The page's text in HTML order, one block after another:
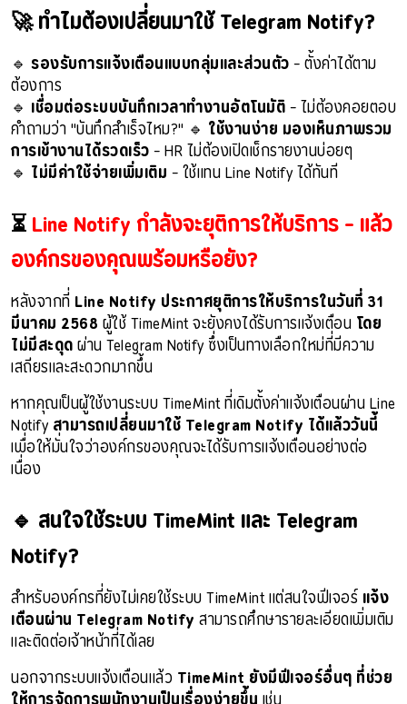
🚀 ทำไมต้องเปลี่ยนมาใช้ Telegram Notify?
🔹 รองรับการแจ้งเตือนแบบกลุ่มและส่วนตัว– ตั้งค่าได้ตาม
ต้องการ
🔹 เชื่อมต่อระบบบันทึกเวลาทำงานอัตโนมัติ– ไม่ต้องคอยตอบ
คำถามว่า "บันทึกสำเร็จไหม?" 🔹 ใช้งานง่าย มองเห็นภาพรวม
การเข้างานได้รวดเร็ว– HR ไม่ต้องเปิดเช็กรายงานบ่อยๆ
🔹 ไม่มีค่าใช้จ่ายเพิ่มเติม– ใช้แทน Line Notify ได้ทันที
⏳Line Notify กำลังจะยุติการให้บริการ – แล้ว
องค์กรของคุณพร้อมหรือยัง?
หลังจากที่Line Notify ประกาศยุติการให้บริการในวันที่ 31
มีนาคม 2568ผู้ใช้ TimeMint จะยังคงได้รับการแจ้งเตือนโดย
ไม่มีสะดุดผ่าน Telegram Notify ซึ่งเป็นทางเลือกใหม่ที่มีความ
เสถียรและสะดวกมากขึ้น
หากคุณเป็นผู้ใช้งานระบบ TimeMint ที่เดิมตั้งค่าแจ้งเตือนผ่าน Line
Notifyสามารถเปลี่ยนมาใช้ Telegram Notify ได้แล้ววันนี้
เพื่อให้มั่นใจว่าองค์กรของคุณจะได้รับการแจ้งเตือนอย่างต่อ
เนื่อง
🔹 สนใจใช้ระบบ TimeMint และ Telegram
Notify?
สำหรับองค์กรที่ยังไม่เคยใช้ระบบ TimeMint แต่สนใจฟีเจอร์แจ้ง
เตือนผ่าน Telegram Notifyสามารถศึกษารายละเอียดเพิ่มเติม
และติดต่อเจ้าหน้าที่ได้เลย
นอกจากระบบแจ้งเตือนแล้วTimeMint ยังมีฟีเจอร์อื่นๆ ที่ช่วย